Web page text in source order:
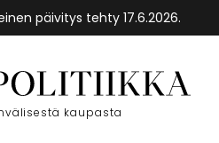
päivitys tehty 17.6.2026.
Etusivu
kaupasta